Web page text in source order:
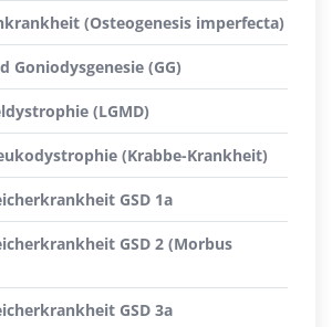
(Osteogenesis imperfecta)
Goniodysgenesie (GG)
(LGMD)
(Krabbe-Krankheit)
GSD 1a
GSD 2 (Morbus
GSD 3a